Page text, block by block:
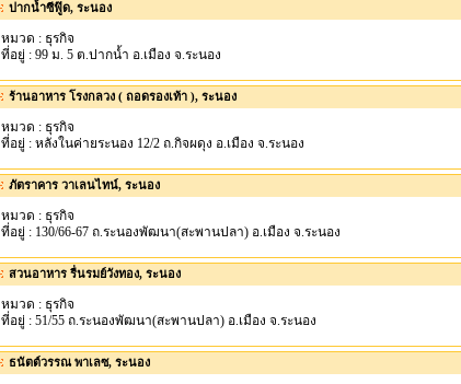
ปากน้ำซีฟู๊ด, ระนอง
หมวด : ธุรกิจ
ที่อยู่ : 99 ม. 5 ต.ปากน้ำ อ.เมือง จ.ระนอง
ร้านอาหาร โรงกลวง ( ถอดรองเท้า ), ระนอง
หมวด : ธุรกิจ
ที่อยู่ : หลังในค่ายระนอง 12/2 ถ.กิจผดุง อ.เมือง จ.ระนอง
ภัตราคาร วาเลนไทน์, ระนอง
หมวด : ธุรกิจ
ที่อยู่ : 130/66-67 ถ.ระนองพัฒนา(สะพานปลา) อ.เมือง จ.ระนอง
สวนอาหาร รื่นรมย์วังทอง, ระนอง
หมวด : ธุรกิจ
ที่อยู่ : 51/55 ถ.ระนองพัฒนา(สะพานปลา) อ.เมือง จ.ระนอง
ธนัตต์วรรณ พาเลซ, ระนอง